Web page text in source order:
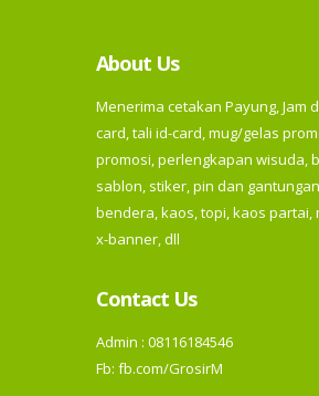
About Us
Menerima cetakan Payung, Jam
card, tali id-card, mug/gelas
promosi, perlengkapan wisuda,
sablon, stiker, pin dan
bendera, kaos, topi, kaos partai,
x-banner, dll
Contact Us
Admin : 08116184546
Fb: fb.com/GrosirM